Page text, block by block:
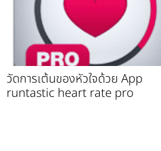
วัดการเต้นของหัวใจด้วย App
runtastic heart rate pro